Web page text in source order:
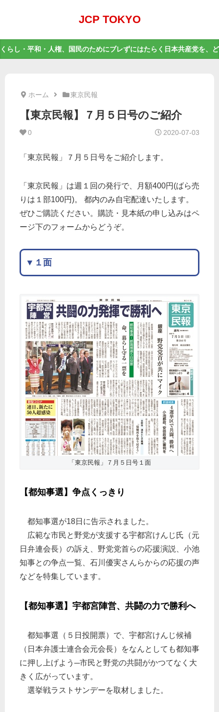
JCP TOKYO
くらし・平和・人権、国民のためにブレずにはたらく日本共産党を、
ホーム 東京民報
【東京民報】７月５日号のご紹介
0 2020-07-03
「東京民報」７月５日号をご紹介します。
「東京民報」は週１回の発行で、月額400円(ばら売
りは１部100円)。 都内のみ自宅配達いたします。
ぜひご購読ください。購読・見本紙の申し込みはペ
ージ下のフォームからどうぞ。
▼１面
「東京民報」７月５日号１面
【都知事選】争点くっきり
都知事選が18日に告示されました。
広範な市民と野党が支援する宇都宮けんじ氏（元
日弁連会長）の訴え、野党党首らの応援演説、小池
知事との争点一覧、石川優実さんらからの応援の声
などを特集しています。
【都知事選】宇都宮陣営、共闘の力で勝利へ
都知事選（５日投開票）で、宇都宮けんじ候補
（日本弁護士連合会元会長）をなんとしても都知事
に押し上げよう─市民と野党の共闘がかつてなく大
きく広がっています。
選挙戦ラストサンデーを取材しました。